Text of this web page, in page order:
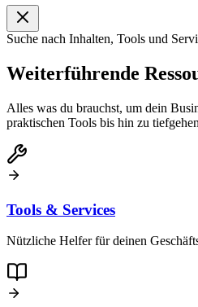
Suche nach Inhalten, Tools und
Weiterführende
Alles was du brauchst, um dein
praktischen Tools bis hin zu
Tools & Services
Nützliche Helfer für deinen